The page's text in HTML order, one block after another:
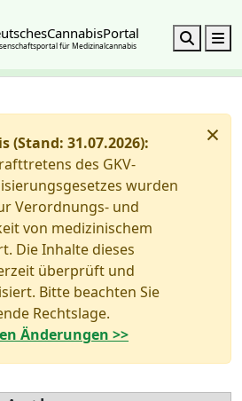
für Medizinalcannabis Search
×
(Stand: 31.07.2026):
des GKV-
wurden
Verordnungs- und
von medizinischem
Die Inhalte dieses
überprüft und
Bitte beachten Sie
Rechtslage.
Änderungen >>